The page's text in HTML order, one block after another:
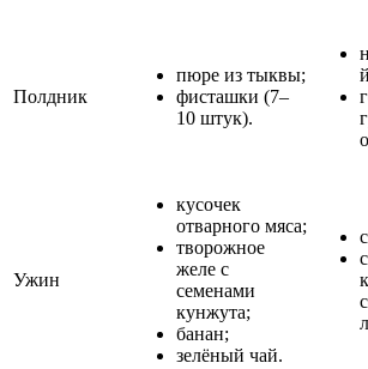
Полдник
пюре из тыквы;
фисташки (7–
10 штук).
Ужин
кусочек
отварного мяса;
творожное
желе с
семенами
кунжута;
банан;
зелёный чай.